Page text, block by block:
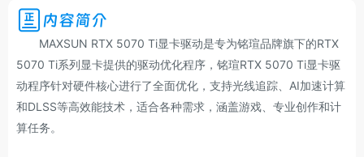
内容简介
MAXSUN RTX 5070 Ti显卡驱动是专为铭瑄品牌旗下的RTX
5070 Ti系列显卡提供的驱动优化程序，铭瑄RTX 5070 Ti显卡驱
动程序针对硬件核心进行了全面优化，支持光线追踪、AI加速计算
和DLSS等高效能技术，适合各种需求，涵盖游戏、专业创作和计
算任务。